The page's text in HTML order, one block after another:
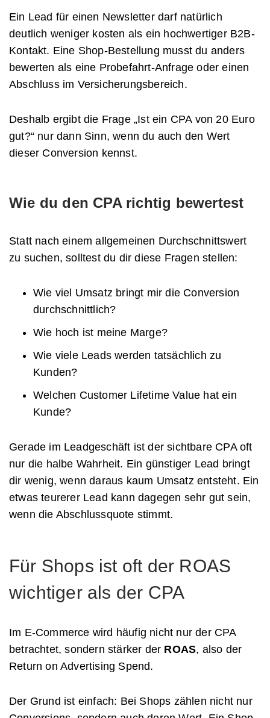
Ein Lead für einen Newsletter darf natürlich
deutlich weniger kosten als ein hochwertiger B2B-
Kontakt. Eine Shop-Bestellung musst du anders
bewerten als eine Probefahrt-Anfrage oder einen
Abschluss im Versicherungsbereich.
Deshalb ergibt die Frage „Ist ein CPA von 20 Euro
gut?“ nur dann Sinn, wenn du auch den Wert
dieser Conversion kennst.
Wie du den CPA richtig bewertest
Statt nach einem allgemeinen Durchschnittswert
zu suchen, solltest du dir diese Fragen stellen:
Wie viel Umsatz bringt mir die Conversion
durchschnittlich?
Wie hoch ist meine Marge?
Wie viele Leads werden tatsächlich zu
Kunden?
Welchen Customer Lifetime Value hat ein
Kunde?
Gerade im Leadgeschäft ist der sichtbare CPA oft
nur die halbe Wahrheit. Ein günstiger Lead bringt
dir wenig, wenn daraus kaum Umsatz entsteht. Ein
etwas teurerer Lead kann dagegen sehr gut sein,
wenn die Abschlussquote stimmt.
Für Shops ist oft der ROAS
wichtiger als der CPA
Im E-Commerce wird häufig nicht nur der CPA
betrachtet, sondern stärker der ROAS, also der
Return on Advertising Spend.
Der Grund ist einfach: Bei Shops zählen nicht nur